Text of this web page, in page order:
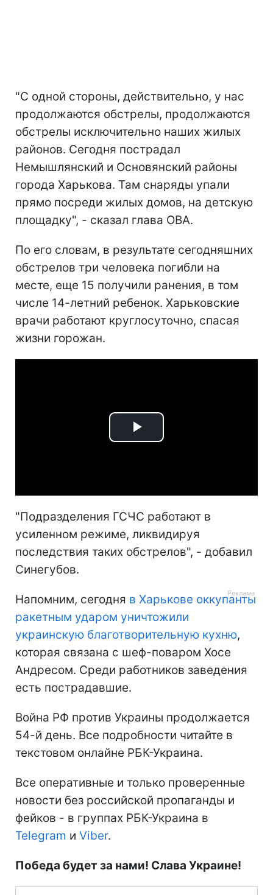
"С одной стороны, действительно, у нас
продолжаются обстрелы, продолжаются
обстрелы исключительно наших жилых
районов. Сегодня пострадал
Немышлянский и Основянский районы
города Харькова. Там снаряды упали
прямо посреди жилых домов, на детскую
площадку", - сказал глава ОВА.
По его словам, в результате сегодняшних
обстрелов три человека погибли на
месте, еще 15 получили ранения, в том
числе 14-летний ребенок. Харьковские
врачи работают круглосуточно, спасая
жизни горожан.
Play
"Подразделения ГСЧС работают в
усиленном режиме, ликвидируя
последствия таких обстрелов", - добавил
Синегубов.
Напомним, сегодня в Харькове оккупанты
ракетным ударом уничтожили
украинскую благотворительную кухню,
которая связана с шеф-поваром Хосе
Андресом. Среди работников заведения
есть пострадавшие.
Война РФ против Украины продолжается
54-й день. Все подробности читайте в
текстовом онлайне РБК-Украина.
Все оперативные и только проверенные
новости без российской пропаганды и
фейков - в группах РБК-Украина в
Telegram и Viber.
Победа будет за нами! Слава Украине!